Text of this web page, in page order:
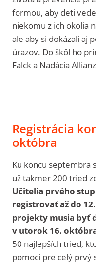
formou, aby deti
niekomu z ich okolia
ale aby si dokázali aj
úrazov. Do škôl ho
Falck a Nadácia
Registrácia
októbra
Ku koncu septembra
už takmer 200 tried
Učitelia prvého
registrovať až do
projekty musia byť
v utorok 16.
50 najlepších tried,
pomoci pre celý prvý